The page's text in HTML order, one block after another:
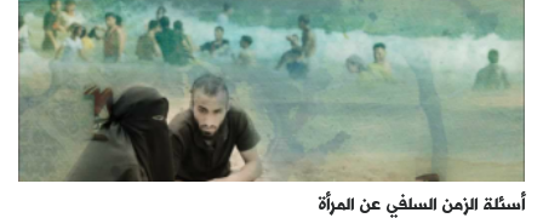
أسئلة الزمن السلفي عن المرأة